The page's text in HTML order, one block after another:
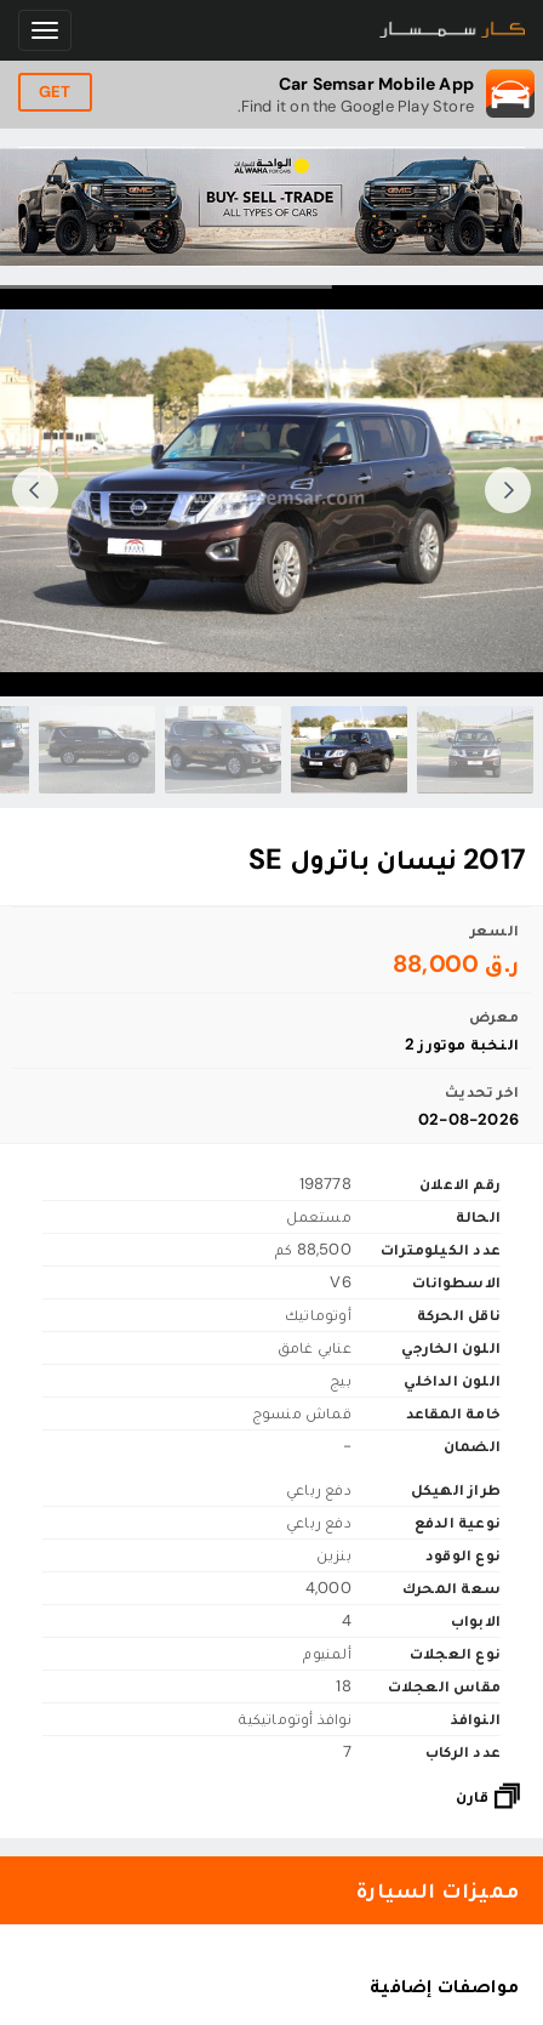
Car Semsar Mobile App
Find it on the Google Play Store.
GET
2017 نيسان باترول SE
السعر
ر.ق 88,000
معرض
النخبة موتورز 2
اخر تحديث
02-08-2026
رقم الاعلان
198778
الحالة
مستعمل
عدد الكيلومترات
88,500 كم
الاسطوانات
V6
ناقل الحركة
أوتوماتيك
اللون الخارجي
عنابي غامق
اللون الداخلي
بيج
خامة المقاعد
قماش منسوج
الضمان
-
طراز الهيكل
دفع رباعي
نوعية الدفع
دفع رباعي
نوع الوقود
بنزين
سعة المحرك
4,000
الابواب
4
نوع العجلات
ألمنيوم
مقاس العجلات
18
النوافذ
نوافذ أوتوماتيكية
عدد الركاب
7
قارن
مميزات السيارة
مواصفات إضافية